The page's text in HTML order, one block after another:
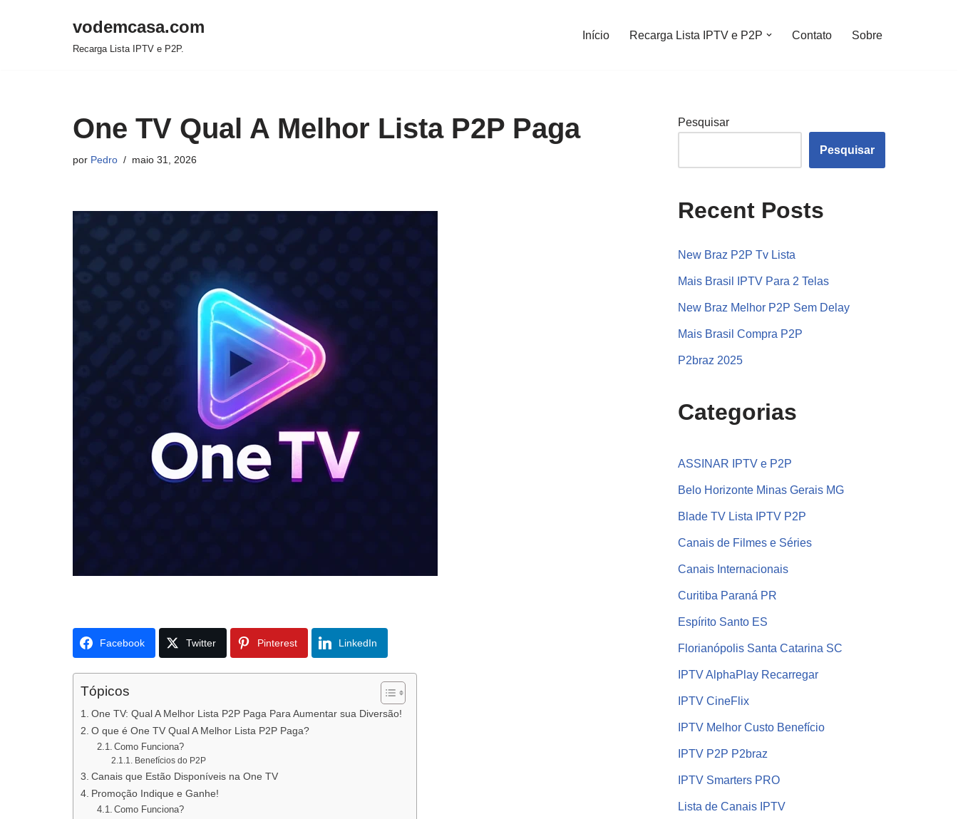
vodemcasa.com
Recarga Lista IPTV e P2P.
Início Recarga Lista IPTV e P2P Contato Sobre
One TV Qual A Melhor Lista P2P Paga
por Pedro maio 31, 2026
Facebook Twitter Pinterest LinkedIn
Tópicos
One TV: Qual A Melhor Lista P2P Paga Para Aumentar sua Diversão!
O que é One TV Qual A Melhor Lista P2P Paga?
Como Funciona?
Benefícios do P2P
Canais que Estão Disponíveis na One TV
Promoção Indique e Ganhe!
Como Funciona?
Pesquisar
Pesquisar
Recent Posts
New Braz P2P Tv Lista
Mais Brasil IPTV Para 2 Telas
New Braz Melhor P2P Sem Delay
Mais Brasil Compra P2P
P2braz 2025
Categorias
ASSINAR IPTV e P2P
Belo Horizonte Minas Gerais MG
Blade TV Lista IPTV P2P
Canais de Filmes e Séries
Canais Internacionais
Curitiba Paraná PR
Espírito Santo ES
Florianópolis Santa Catarina SC
IPTV AlphaPlay Recarregar
IPTV CineFlix
IPTV Melhor Custo Benefício
IPTV P2P P2braz
IPTV Smarters PRO
Lista de Canais IPTV